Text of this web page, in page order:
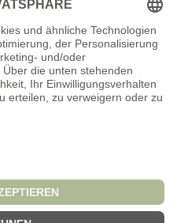
Alle Preise inkl. gesetzl.
vollständige Informationen auf